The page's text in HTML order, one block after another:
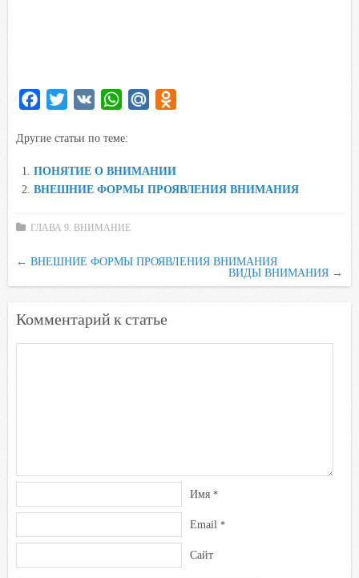
c
b
o
i
t
r
W
a
s
p
.
k
s
n
Другие статьи по теме:
ПОНЯТИЕ О ВНИМАНИИ
ВНЕШНИЕ ФОРМЫ ПРОЯВЛЕНИЯ ВНИМАНИЯ
ГЛАВА 9. ВНИМАНИЕ
← ВНЕШНИЕ ФОРМЫ ПРОЯВЛЕНИЯ ВНИМАНИЯ
ВИДЫ ВНИМАНИЯ →
Комментарий к статье
Имя *
Email *
Сайт